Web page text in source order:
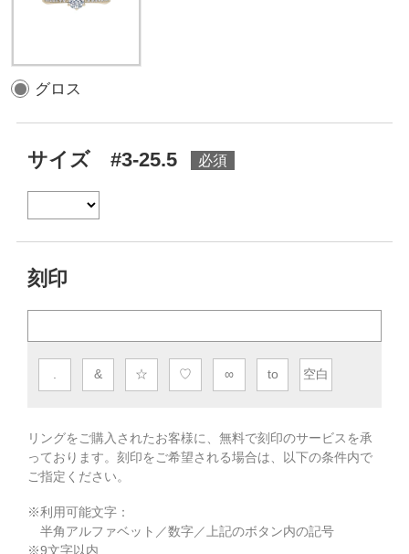
グロス
サイズ #3-25.5
刻印
. & ☆ ♡ ∞ to 空白
リングをご購入されたお客様に、無料で刻印のサービスを承
っております。 刻印をご希望される場合は、以下の条件内で
ご指定ください。
※利用可能文字：
半角アルファベット／数字／上記のボタン内の記号
※9文字以内